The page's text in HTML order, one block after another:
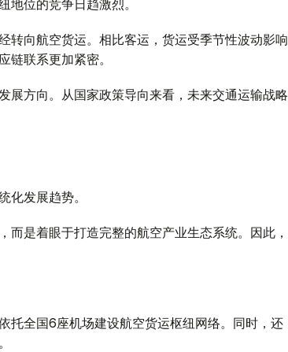
地位的竞争日趋激烈。
转向航空货运。相比客运，货运受季节性波动影响
链联系更加紧密。
展方向。从国家政策导向来看，未来交通运输战略
化发展趋势。
是着眼于打造完整的航空产业生态系统。因此，
托全国6座机场建设航空货运枢纽网络。同时，还